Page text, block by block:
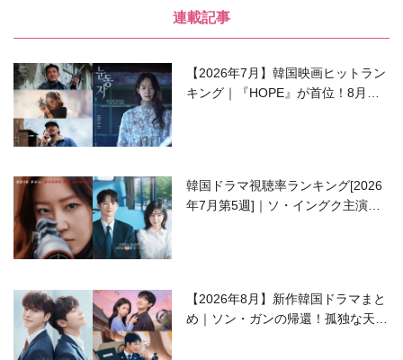
連載記事
【2026年7月】韓国映画ヒットラン
キング｜『HOPE』が首位！8月公
韓国ドラマ視聴率ランキング[2026
年7月第5週]｜ソ・イングク主演の
【2026年8月】新作韓国ドラマまと
め｜ソン・ガンの帰還！孤独な天才